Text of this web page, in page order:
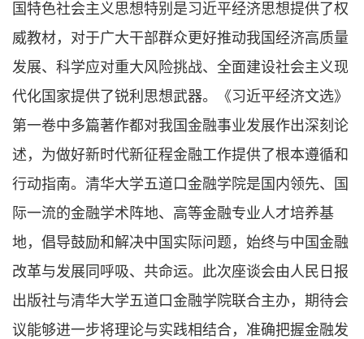
国特色社会主义思想特别是习近平经济思想提供了权
威教材，对于广大干部群众更好推动我国经济高质量
发展、科学应对重大风险挑战、全面建设社会主义现
代化国家提供了锐利思想武器。《习近平经济文选》
第一卷中多篇著作都对我国金融事业发展作出深刻论
述，为做好新时代新征程金融工作提供了根本遵循和
行动指南。清华大学五道口金融学院是国内领先、国
际一流的金融学术阵地、高等金融专业人才培养基
地，倡导鼓励和解决中国实际问题，始终与中国金融
改革与发展同呼吸、共命运。此次座谈会由人民日报
出版社与清华大学五道口金融学院联合主办，期待会
议能够进一步将理论与实践相结合，准确把握金融发